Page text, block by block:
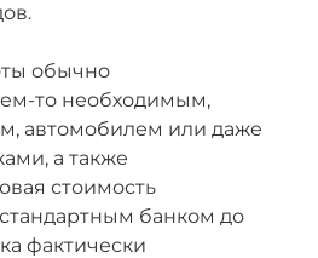
обычно
то необходимым,
автомобилем или даже
а также
стоимость
банком до
фактически